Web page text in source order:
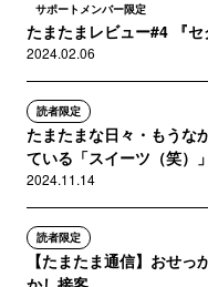
サポートメンバー限定
たまたまレビュー#4 『セ
2024.02.06
読者限定
たまたまな日々・もうな
ている「スイーツ（笑）
2024.11.14
読者限定
【たまたま通信】おせっ